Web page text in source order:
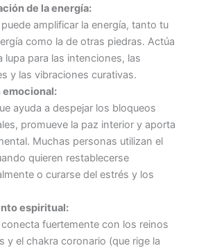
de la energía:
amplificar la energía, tanto tu
como la de otras piedras. Actúa
lupa para las intenciones, las
y las vibraciones curativas.
emocional:
ayuda a despejar los bloqueos
promueve la paz interior y aporta
Muchas personas utilizan el
quieren restablecerse
o curarse del estrés y los
espiritual:
conecta fuertemente con los reinos
y el chakra coronario (que rige la